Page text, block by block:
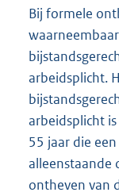
Bij formele
arbeidsplicht.
arbeidsplicht
55 jaar die
alleenstaande
ontheven van